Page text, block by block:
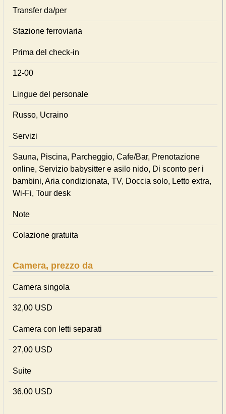
Transfer da/per
Stazione ferroviaria
Prima del check-in
12-00
Lingue del personale
Russo, Ucraino
Servizi
Sauna, Piscina, Parcheggio, Cafe/Bar, Prenotazione
online, Servizio babysitter e asilo nido, Di sconto per i
bambini, Aria condizionata, TV, Doccia solo, Letto extra,
Wi-Fi, Tour desk
Note
Colazione gratuita
Camera, prezzo da
Camera singola
32,00 USD
Camera con letti separati
27,00 USD
Suite
36,00 USD